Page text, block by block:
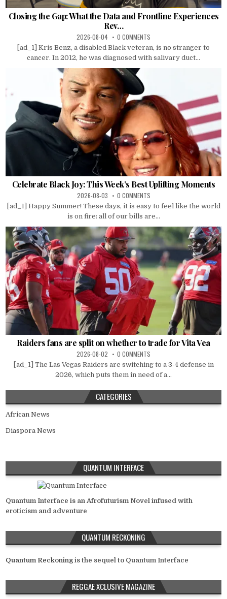
Closing the Gap: What the Data and Frontline Experiences
Rev…
2026-08-04 0 COMMENTS
[ad_1] Kris Benz, a disabled Black veteran, is no stranger to
cancer. In 2012, he was diagnosed with salivary duct...
Celebrate Black Joy: This Week’s Best Uplifting Moments
2026-08-03 0 COMMENTS
[ad_1] Happy Summer! These days, it is easy to feel like the world
is on fire: all of our bills are...
Raiders fans are split on whether to trade for Vita Vea
2026-08-02 0 COMMENTS
[ad_1] The Las Vegas Raiders are switching to a 3-4 defense in
2026, which puts them in need of a...
CATEGORIES
African News
Diaspora News
QUANTUM INTERFACE
Quantum Interface is an Afrofuturism Novel infused with
eroticism and adventure
QUANTUM RECKONING
Quantum Reckoning is the sequel to Quantum Interface
REGGAE XCLUSIVE MAGAZINE